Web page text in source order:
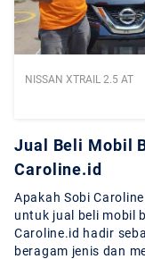
NISSAN XTRAIL 2.5 AT
Jual Beli Mobil
Caroline.id
Apakah Sobi
untuk jual beli mobil
Caroline.id hadir
beragam jenis dan